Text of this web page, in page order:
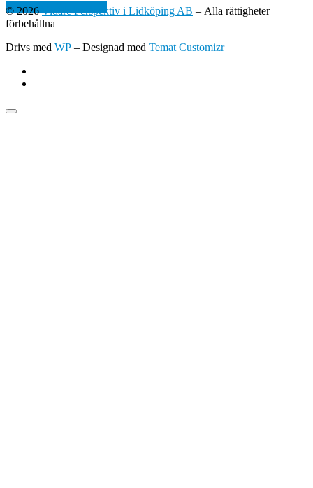
Klicka här för mer info
© 2026Vidare Perspektiv i Lidköping AB – Alla rättigheter
förbehållna
Drivs med WP – Designad med Temat Customizr